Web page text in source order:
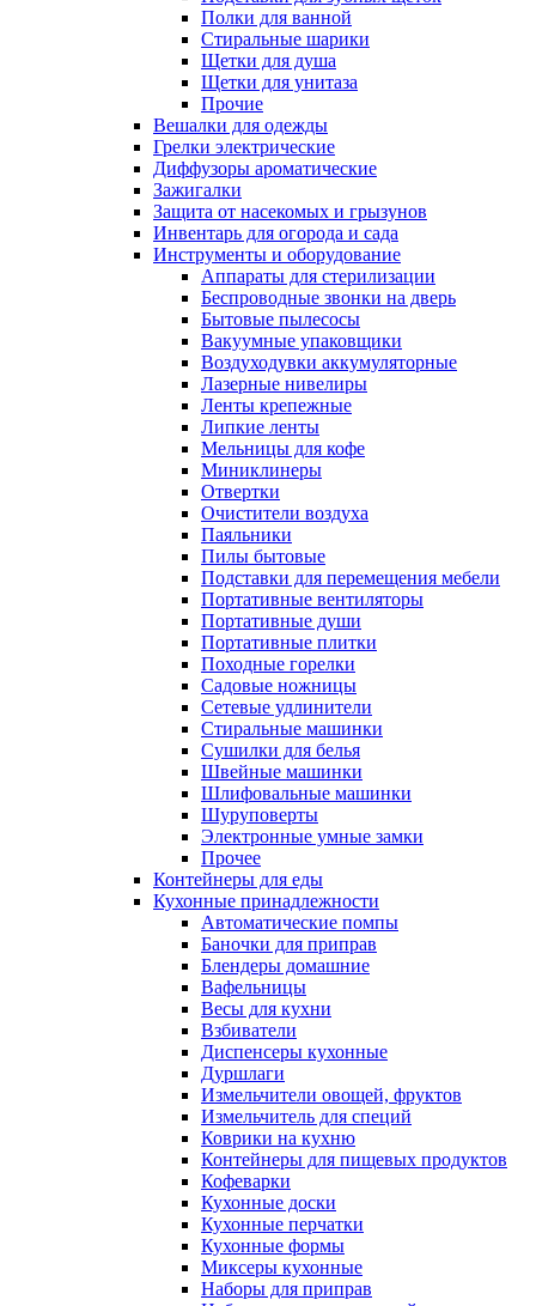
Полки для ванной
Стиральные шарики
Щетки для душа
Щетки для унитаза
Прочие
Вешалки для одежды
Грелки электрические
Диффузоры ароматические
Зажигалки
Защита от насекомых и грызунов
Инвентарь для огорода и сада
Инструменты и оборудование
Аппараты для стерилизации
Беспроводные звонки на дверь
Бытовые пылесосы
Вакуумные упаковщики
Воздуходувки аккумуляторные
Лазерные нивелиры
Ленты крепежные
Липкие ленты
Мельницы для кофе
Миниклинеры
Отвертки
Очистители воздуха
Паяльники
Пилы бытовые
Подставки для перемещения мебели
Портативные вентиляторы
Портативные души
Портативные плитки
Походные горелки
Садовые ножницы
Сетевые удлинители
Стиральные машинки
Сушилки для белья
Швейные машинки
Шлифовальные машинки
Шуруповерты
Электронные умные замки
Прочее
Контейнеры для еды
Кухонные принадлежности
Автоматические помпы
Баночки для приправ
Блендеры домашние
Вафельницы
Весы для кухни
Взбиватели
Диспенсеры кухонные
Дуршлаги
Измельчители овощей, фруктов
Измельчитель для специй
Коврики на кухню
Контейнеры для пищевых продуктов
Кофеварки
Кухонные доски
Кухонные перчатки
Кухонные формы
Миксеры кухонные
Наборы для приправ